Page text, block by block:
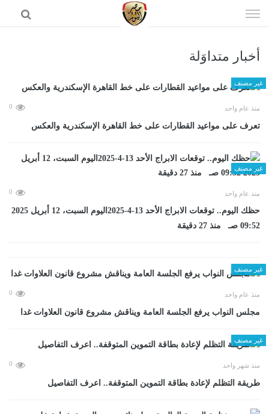
الى
أخبار متداوَلة
غير مصنف
منذ عام واحد 0
تعرف على مواعيد القطارات على خط القاهرة الإسكندرية والعكس
غير مصنف
منذ عام واحد 0
حظك اليوم.. توقعات الابراج الأحد 13-4-2025اليوم السبت، 12 أبريل 2025
09:52 صـ منذ 27 دقيقة
غير مصنف
منذ عام واحد 0
مجلس النواب يرفع الجلسة العامة ويناقش مشروع قانون العلاوات غدا
غير مصنف
منذ شهر واحد 0
طريقة التظلم لإعادة بطاقة التموين المتوقفة.. اعرف التفاصيل